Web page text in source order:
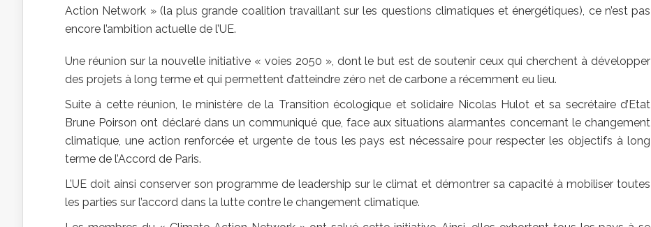
Action Network » (la plus grande coalition travaillant sur les questions climatiques et énergétiques), ce n’est pas
encore l’ambition actuelle de l’UE.
Une réunion sur la nouvelle initiative « voies 2050 », dont le but est de soutenir ceux qui cherchent à développer
des projets à long terme et qui permettent d’atteindre zéro net de carbone a récemment eu lieu.
Suite à cette réunion, le ministère de la Transition écologique et solidaire Nicolas Hulot et sa secrétaire d’Etat
Brune Poirson ont déclaré dans un communiqué que, face aux situations alarmantes concernant le changement
climatique, une action renforcée et urgente de tous les pays est nécessaire pour respecter les objectifs à long
terme de l’Accord de Paris.
L’UE doit ainsi conserver son programme de leadership sur le climat et démontrer sa capacité à mobiliser toutes
les parties sur l’accord dans la lutte contre le changement climatique.